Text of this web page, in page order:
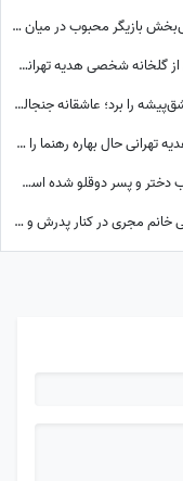
پریناز ایزدیار با تیپی ساده در دل طبیعت؛ قاب آرامش‌بخش بازیگر محبوب در میان جنگل سرسبز
هدیه تهرانی زیبایی را در سادگی معنا کرد... رونمایی از گلخانه شخصی هدیه تهرانی؛ بهشت شمعدانی‌های رنگی خانم بازیگر همه را شگفت‌زده کرد!
خجسته سریال «بامداد خمار» بالاخره دل منصور عاشق‌پیشه را برد؛ عاشقانه جنجالی عموزاده‌های چشم‌رنگی که ارزش دیدن داره
سنگ تمام بهاره رهنما برای هدیه تهرانی/ شبی که هدیه تهرانی حال بهاره رهنما را دگرگون کرد!
ببینید| واکنش دیدنی لیندا کیانی وقتی فهمید صاحب دختر و پسر دوقلو شده است؛ حس عجیبی داشتم چون فهمیدم پسرم یه...
مژده لواسانی در کنسرت علیرضا قربانی؛ قاب صمیمی خانم مجری در کنار پدرش و خواننده محبوب